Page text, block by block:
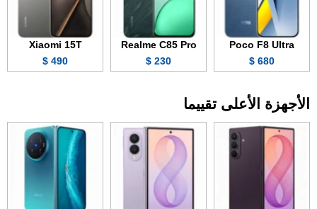
Poco F8 Ultra
680 $
Realme C85 Pro
230 $
Xiaomi 15T
490 $
الأجهزة الأعلى تقييما